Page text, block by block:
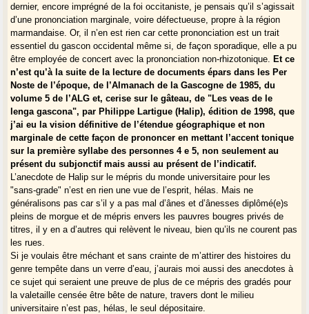
dernier, encore imprégné de la foi occitaniste, je pensais qu’il s’agissait
d’une prononciation marginale, voire défectueuse, propre à la région
marmandaise. Or, il n’en est rien car cette prononciation est un trait
essentiel du gascon occidental même si, de façon sporadique, elle a pu
être employée de concert avec la prononciation non-rhizotonique.
Et ce
n’est qu’à la suite de la lecture de documents épars dans les Per
Noste de l’époque, de l’Almanach de la Gascogne de 1985, du
volume 5 de l’ALG et, cerise sur le gâteau, de "Les veas de le
lenga gascona", par Philippe Lartigue (Halip), édition de 1998, que
j’ai eu la vision définitive de l’étendue géographique et non
marginale de cette façon de prononcer en mettant l’accent tonique
sur la première syllabe des personnes 4 e 5, non seulement au
présent du subjonctif mais aussi au présent de l’indicatif.
L’anecdote de Halip sur le mépris du monde universitaire pour les
"sans-grade" n’est en rien une vue de l’esprit, hélas. Mais ne
généralisons pas car s’il y a pas mal d’ânes et d’ânesses diplômé(e)s
pleins de morgue et de mépris envers les pauvres bougres privés de
titres, il y en a d’autres qui relèvent le niveau, bien qu’ils ne courent pas
les rues.
Si je voulais être méchant et sans crainte de m’attirer des histoires du
genre tempête dans un verre d’eau, j’aurais moi aussi des anecdotes à
ce sujet qui seraient une preuve de plus de ce mépris des gradés pour
la valetaille censée être bête de nature, travers dont le milieu
universitaire n’est pas, hélas, le seul dépositaire.